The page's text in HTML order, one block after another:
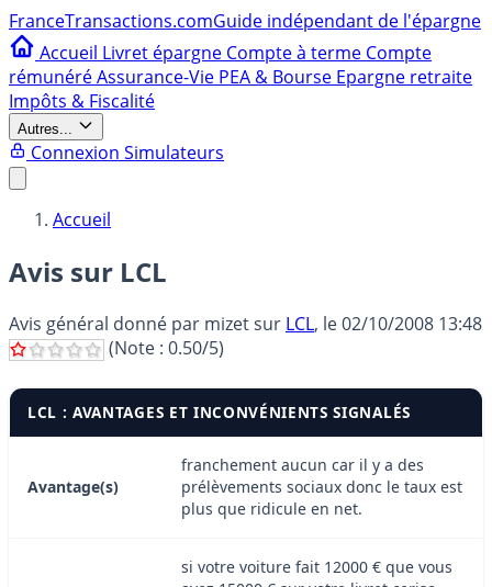
FranceTransactions.comGuide indépendant de l'épargne
Accueil Livret épargne Compte à terme Compte
rémunéréAssurance-Vie PEA & Bourse Epargne retraite
Impôts & Fiscalité
Autres...
Connexion Simulateurs
Accueil
Avis sur LCL
Avis général donné par mizetsur LCL, le02/10/2008 13:48
(Note : 0.50/5)
LCL : AVANTAGES ET INCONVÉNIENTS SIGNALÉS
Avantage(s)
franchement aucun car il y a des
prélèvements sociaux donc le taux est
plus que ridicule en net.
si votre voiture fait 12000 € que vous